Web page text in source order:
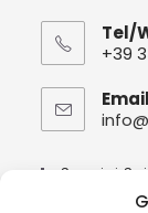
Tel/
+39
Seguici Sui